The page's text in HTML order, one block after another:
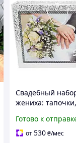
Свадебный
жениха: тапочки,
Турция
Готово к
от530₴/мес